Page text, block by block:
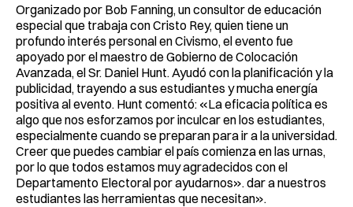
Organizado por Bob Fanning, un consultor de educación
especial que trabaja con Cristo Rey, quien tiene un
profundo interés personal en Civismo, el evento fue
apoyado por el maestro de Gobierno de Colocación
Avanzada, el Sr. Daniel Hunt. Ayudó con la planificación y la
publicidad, trayendo a sus estudiantes y mucha energía
positiva al evento. Hunt comentó: «La eficacia política es
algo que nos esforzamos por inculcar en los estudiantes,
especialmente cuando se preparan para ir a la universidad.
Creer que puedes cambiar el país comienza en las urnas,
por lo que todos estamos muy agradecidos con el
Departamento Electoral por ayudarnos». dar a nuestros
estudiantes las herramientas que necesitan».